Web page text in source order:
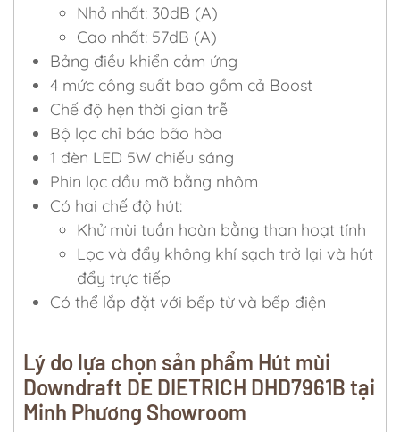
Nhỏ nhất: 30dB (A)
Cao nhất: 57dB (A)
Bảng điều khiển cảm ứng
4 mức công suất bao gồm cả Boost
Chế độ hẹn thời gian trễ
Bộ lọc chỉ báo bão hòa
1 đèn LED 5W chiếu sáng
Phin lọc dầu mỡ bằng nhôm
Có hai chế độ hút:
Khử mùi tuần hoàn bằng than hoạt tính
Lọc và đẩy không khí sạch trở lại và hút
đẩy trực tiếp
Có thể lắp đặt với bếp từ và bếp điện
Lý do lựa chọn sản phẩm Hút mùi
Downdraft DE DIETRICH DHD7961B tại
Minh Phương Showroom